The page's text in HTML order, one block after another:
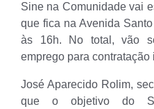
Sine na Comunidade vai
que fica na Avenida
às 16h. No total, vão
emprego para contratação
José Aparecido Rolim,
que o objetivo do